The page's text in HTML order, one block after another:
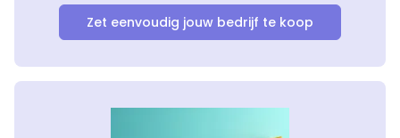
Zet eenvoudig jouw bedrijf te koop